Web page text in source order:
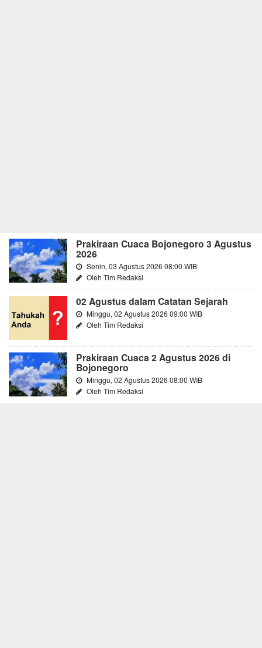
Prakiraan Cuaca Bojonegoro 3 Agustus
2026
Senin, 03 Agustus 2026 08:00 WIB
Oleh Tim Redaksi
02 Agustus dalam Catatan Sejarah
Minggu, 02 Agustus 2026 09:00 WIB
Oleh Tim Redaksi
Prakiraan Cuaca 2 Agustus 2026 di
Bojonegoro
Minggu, 02 Agustus 2026 08:00 WIB
Oleh Tim Redaksi